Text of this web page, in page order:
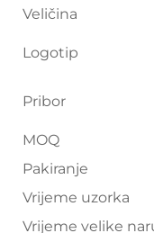
Veličina
Logotip
Pribor
MOQ
Pakiranje
Vrijeme uzorka
Vrijeme velike